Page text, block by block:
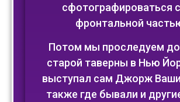
сфотографироваться
фронтальной
Потом мы проследуем
старой таверны в Нью
выступал сам Джорж
также где бывали и